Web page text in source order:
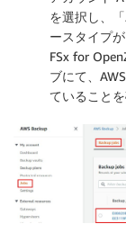
を選択し、「
ースタイプ
FSx for
ブにて、
ていること